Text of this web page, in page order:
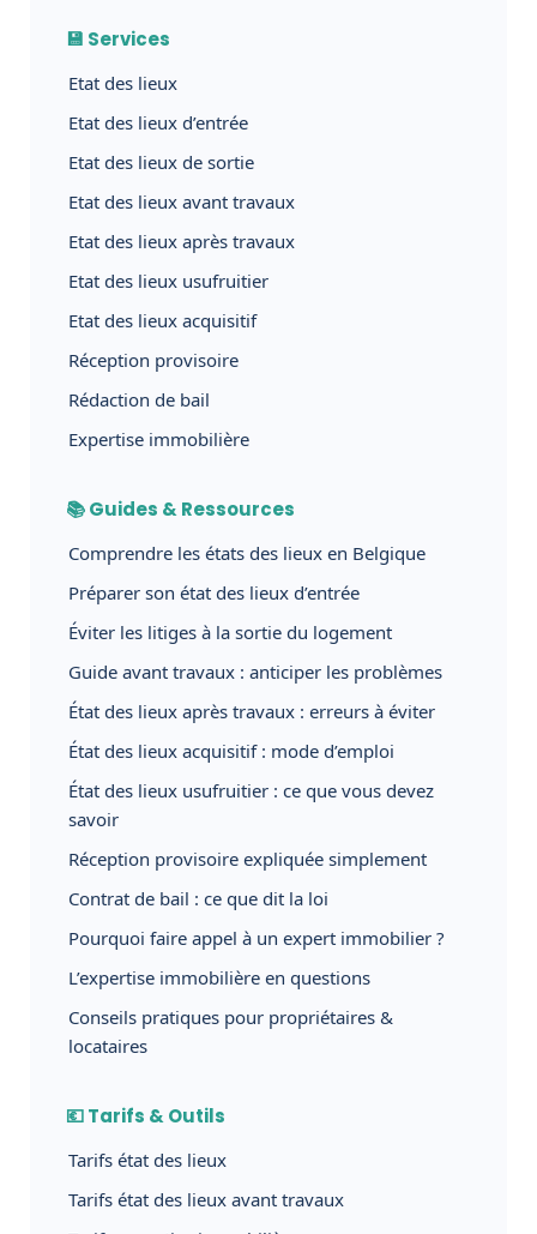
💾 Services
Etat des lieux
Etat des lieux d’entrée
Etat des lieux de sortie
Etat des lieux avant travaux
Etat des lieux après travaux
Etat des lieux usufruitier
Etat des lieux acquisitif
Réception provisoire
Rédaction de bail
Expertise immobilière
📚 Guides & Ressources
Comprendre les états des lieux en Belgique
Préparer son état des lieux d’entrée
Éviter les litiges à la sortie du logement
Guide avant travaux : anticiper les problèmes
État des lieux après travaux : erreurs à éviter
État des lieux acquisitif : mode d’emploi
État des lieux usufruitier : ce que vous devez
savoir
Réception provisoire expliquée simplement
Contrat de bail : ce que dit la loi
Pourquoi faire appel à un expert immobilier ?
L’expertise immobilière en questions
Conseils pratiques pour propriétaires &
locataires
💶 Tarifs & Outils
Tarifs état des lieux
Tarifs état des lieux avant travaux